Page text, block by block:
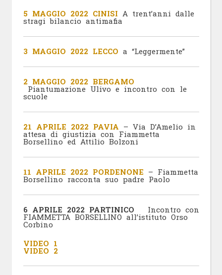
5 MAGGIO 2022 CINISI A trent’anni dalle
stragi bilancio antimafia
3 MAGGIO 2022 LECCO a “Leggermente”
2 MAGGIO 2022 BERGAMO
Piantumazione Ulivo e incontro con le
scuole
21 APRILE 2022 PAVIA – Via D’Amelio in
attesa di giustizia con Fiammetta
Borsellino ed Attilio Bolzoni
11 APRILE 2022 PORDENONE – Fiammetta
Borsellino racconta suo padre Paolo
6 APRILE 2022 PARTINICO Incontro con
FIAMMETTA BORSELLINO all’istituto Orso
Corbino
VIDEO 1
VIDEO 2